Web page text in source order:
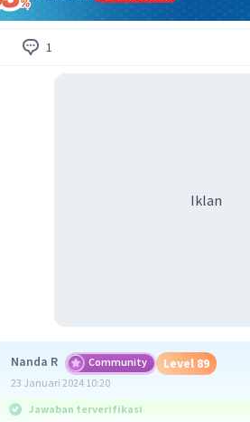
1
Iklan
Nanda R Community Level 89
23 Januari 2024 10:20
Jawaban terverifikasi